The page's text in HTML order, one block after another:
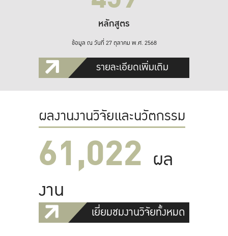
หลักสูตร
ข้อมูล ณ วันที่ 27 ตุลาคม พ.ศ. 2568
รายละเอียดเพิ่มเติม
ผลงานงานวิจัยและนวัตกรรม
61,022 ผล
งาน
เยี่ยมชมงานวิจัยทั้งหมด